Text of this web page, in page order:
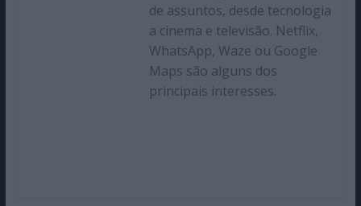
de assuntos, desde tecnologia
a cinema e televisão. Netflix,
WhatsApp, Waze ou Google
Maps são alguns dos
principais interesses.